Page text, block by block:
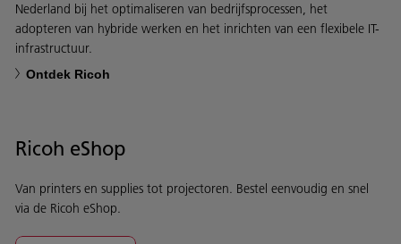
Nederland bij het optimaliseren van bedrijfsprocessen, het
adopteren van hybride werken en het inrichten van een flexibele IT-
infrastructuur.
Ontdek Ricoh
Ricoh eShop
Van printers en supplies tot projectoren. Bestel eenvoudig en snel
via de Ricoh eShop.